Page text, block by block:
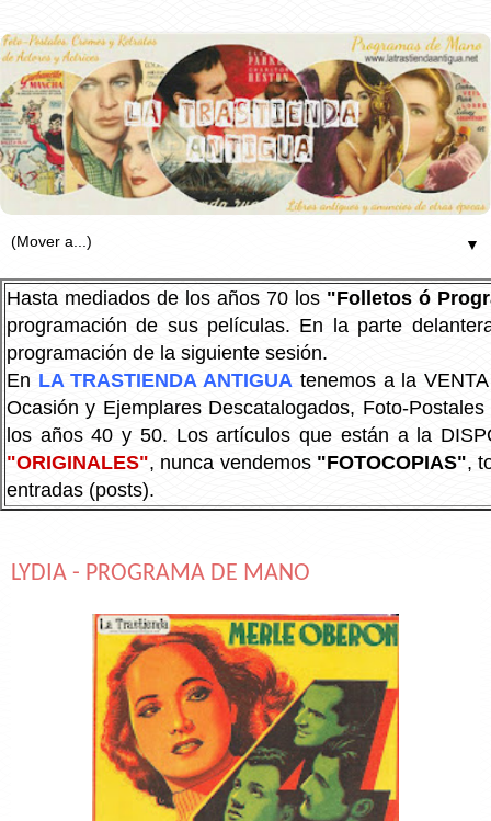
▼
Hasta mediados de los años 70 los "Folletos ó
programación de sus películas. En la parte
programación de la siguiente sesión.
En LA TRASTIENDA ANTIGUA tenemos a la
Ocasión y Ejemplares Descatalogados, Foto-
los años 40 y 50. Los artículos que están a la
"ORIGINALES", nunca vendemos "FOTOCOPIAS",
entradas (posts).
LYDIA - PROGRAMA DE MANO